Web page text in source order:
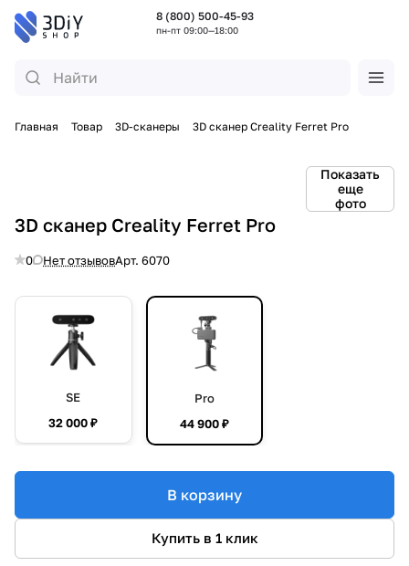
8 (800) 500-45-93
пн-пт 09:00—18:00
Главная Товар 3D-сканеры 3D сканер Creality Ferret Pro
Показать
еще
фото
3D сканер Creality Ferret Pro
0 Нет отзывовАрт. 6070
SE
32 000 ₽
Pro
44 900 ₽
В корзину
Купить в 1 клик